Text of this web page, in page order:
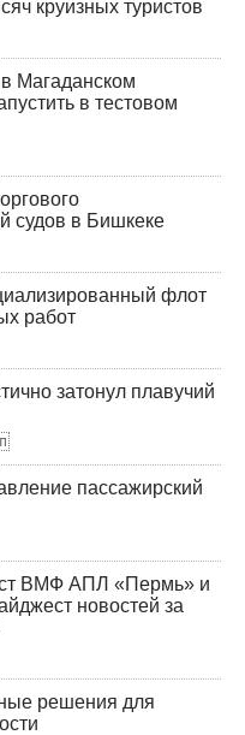
круизных туристов
Магаданском
в тестовом
судов в Бишкеке
флот
работ
затонул плавучий
пассажирский
ВМФ АПЛ «Пермь» и
новостей за
решения для